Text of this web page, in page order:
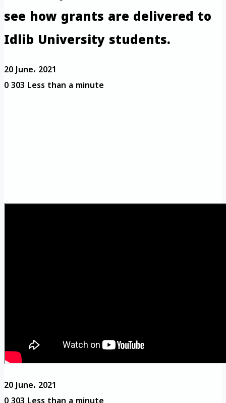
see how grants are delivered to
Idlib University students.
20 June، 2021
0303 Less than a minute
20 June، 2021